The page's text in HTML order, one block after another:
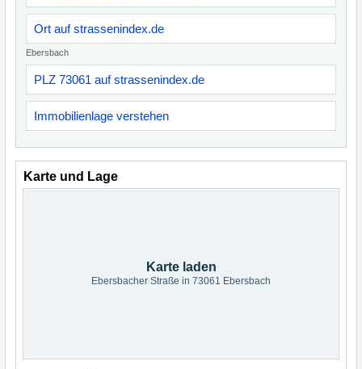
Ort auf strassenindex.de
Ebersbach
PLZ 73061 auf strassenindex.de
Immobilienlage verstehen
Karte und Lage
Karte laden
Ebersbacher Straße in 73061 Ebersbach